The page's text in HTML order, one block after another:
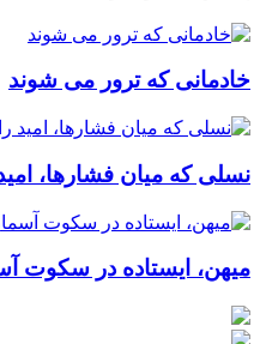
خادمانی که ترور می شوند
نسلی که میان فشارها،
میهن، ایستاده در سکوت